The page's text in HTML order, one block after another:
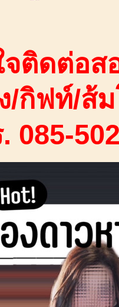
ติดต่อส
/กิฟท์/ส้
085-